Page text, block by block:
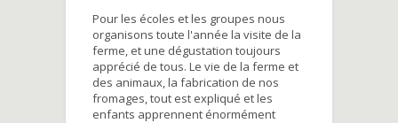
Pour les écoles et les groupes nous
organisons toute l'année la visite de la
ferme, et une dégustation toujours
apprécié de tous. Le vie de la ferme et
des animaux, la fabrication de nos
fromages, tout est expliqué et les
enfants apprennent énormément